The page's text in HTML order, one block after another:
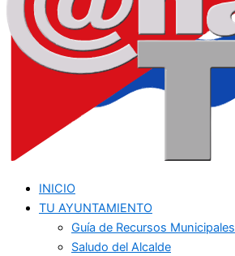
INICIO
TU AYUNTAMIENTO
Guía de Recursos Municipales
Saludo del Alcalde